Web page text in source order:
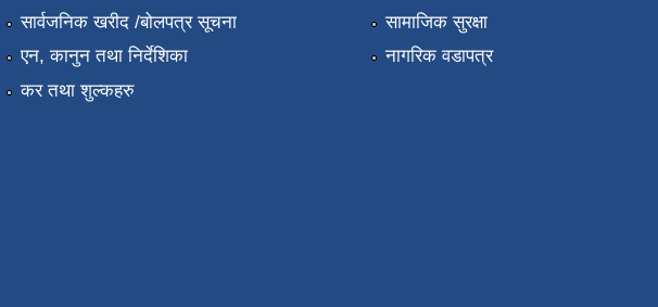
सार्वजनिक खरीद /बोलपत्र सूचना
एन, कानुन तथा निर्देशिका
कर तथा शुल्कहरु
सामाजिक सुरक्षा
नागरिक वडापत्र